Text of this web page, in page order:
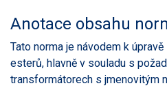
Anotace obsahu
Tato norma je návodem k
esterů, hlavně v souladu s
transformátorech s jmenovitým